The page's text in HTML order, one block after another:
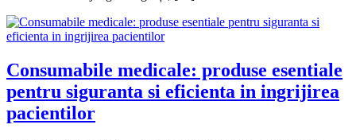
Consumabile medicale: produse esentiale
pentru siguranta si eficienta in ingrijirea
pacientilor